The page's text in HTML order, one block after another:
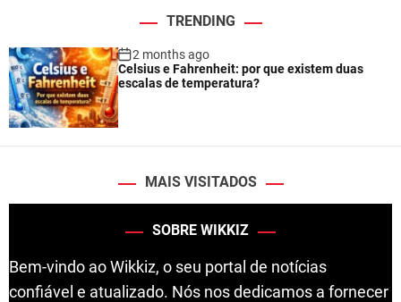
TRENDING
2 months ago
Celsius e Fahrenheit: por que existem duas
escalas de temperatura?
MAIS VISITADOS
SOBRE WIKKIZ
Bem-vindo ao Wikkiz, o seu portal de notícias
confiável e atualizado. Nós nos dedicamos a fornecer